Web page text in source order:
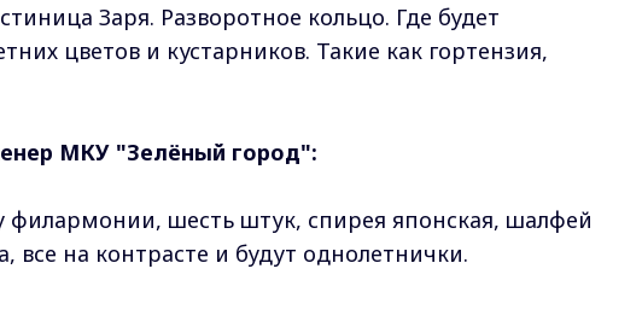
Заря. Разворотное кольцо. Где будет
цветов и кустарников. Такие как гортензия,
МКУ "Зелёный город":
филармонии, шесть штук, спирея японская, шалфей
все на контрасте и будут однолетнички.